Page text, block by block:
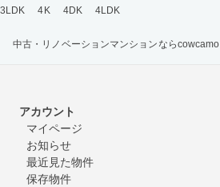
3LDK
4K 4DK 4LDK
中古・リノベーションマンションならcowcamo
アカウント
マイページ
お知らせ
最近見た物件
保存物件